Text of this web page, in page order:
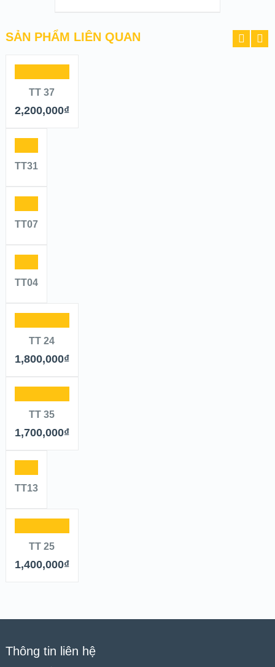
SẢN PHẨM LIÊN QUAN
TT 37
2,200,000₫
TT31
TT07
TT04
TT 24
1,800,000₫
TT 35
1,700,000₫
TT13
TT 25
1,400,000₫
Thông tin liên hệ